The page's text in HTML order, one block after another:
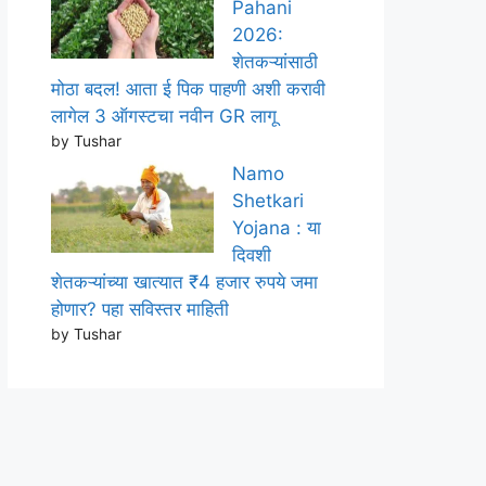
Pahani
2026:
शेतकऱ्यांसाठी
मोठा बदल! आता ई पिक पाहणी अशी करावी
लागेल 3 ऑगस्टचा नवीन GR लागू
by Tushar
Namo
Shetkari
Yojana : या
दिवशी
शेतकऱ्यांच्या खात्यात ₹4 हजार रुपये जमा
होणार? पहा सविस्तर माहिती
by Tushar